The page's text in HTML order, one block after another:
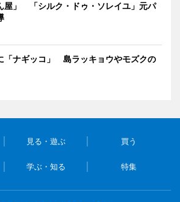
屋」 「シルク・ドゥ・ソレイユ」元パ
「ナギッコ」 島ラッキョウやモズクの
見る・遊ぶ 買う
学ぶ・知る 特集